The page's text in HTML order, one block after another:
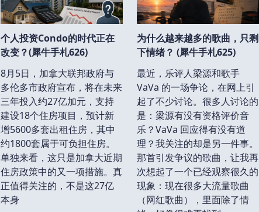
个人投资Condo的时代正在
改变？(犀牛手札626)
8月5日，加拿大联邦政府与
多伦多市政府宣布，将在未来
三年投入约27亿加元，支持
建设18个住房项目，预计新
增5600多套出租住房，其中
约1800套属于可负担住房。
单独来看，这只是加拿大近期
住房政策中的又一项措施。真
正值得关注的，不是这27亿
本身
为什么越来越多的歌曲，只剩
下情绪？ (犀牛手札625)
最近，乐评人梁源和歌手
VaVa 的一场争论，在网上引
起了不少讨论。很多人讨论的
是：梁源有没有资格评价音
乐？VaVa 回应得有没有道
理？我关注的却是另一件事。
那首引发争议的歌曲，让我再
次想起了一个已经观察很久的
现象：现在很多大流量歌曲
（网红歌曲），里面除了情